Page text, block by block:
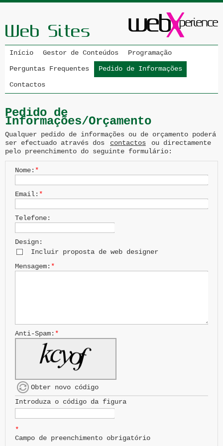
Início Gestor de Conteúdos Programação
Perguntas Frequentes Pedido de Informações
Contactos
Pedido de
Informações/Orçamento
Qualquer pedido de informações ou de orçamento poderá
ser efectuado através dos
contactos
ou directamente
pelo preenchimento do seguinte formulário:
Nome: *
Email: *
Telefone:
Design:
Incluir proposta de web designer
Mensagem: *
Anti-Spam: *
Obter novo código
Introduza o código da figura
*
Campo de preenchimento obrigatório